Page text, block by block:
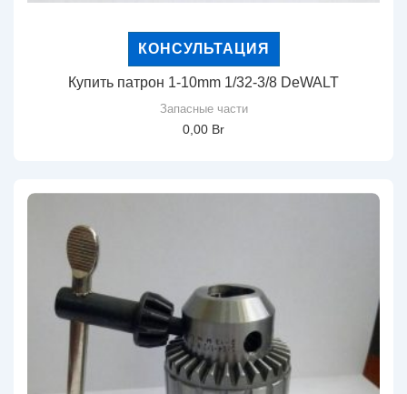
КОНСУЛЬТАЦИЯ
Купить патрон 1-10mm 1/32-3/8 DeWALT
Запасные части
0,00 Br